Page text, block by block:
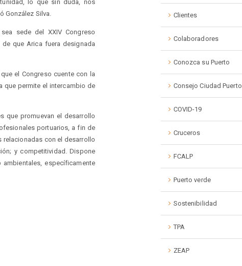
lo que sin duda, nos
González Silva.
sede del XXIV Congreso
que Arica fuera designada
el Congreso cuente con la
que permite el intercambio de
que promuevan el desarrollo
portuarios, a fin de
relacionadas con el desarrollo
y competitividad. Dispone
específicamente
Clientes
Colaboradores
Conozca su Puerto
Consejo Ciudad Puerto
COVID-19
Cruceros
FCALP
Puerto verde
Sostenibilidad
TPA
ZEAP